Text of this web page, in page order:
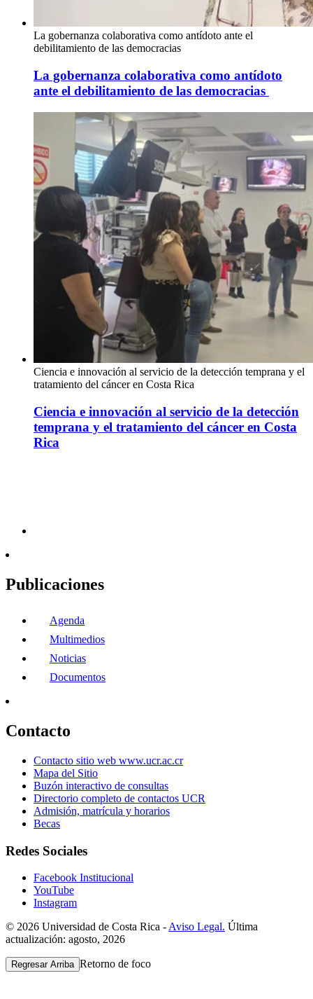
La gobernanza colaborativa como antídoto ante el
debilitamiento de las democracias
La gobernanza colaborativa como antídoto
ante el debilitamiento de las democracias
Ciencia e innovación al servicio de la detección temprana y el
tratamiento del cáncer en Costa Rica
Ciencia e innovación al servicio de la detección
temprana y el tratamiento del cáncer en Costa
Rica
Publicaciones
Agenda
Multimedios
Noticias
Documentos
Contacto
Contacto sitio web www.ucr.ac.cr
Mapa del Sitio
Buzón interactivo de consultas
Directorio completo de contactos UCR
Admisión, matrícula y horarios
Becas
Redes Sociales
Facebook Institucional
YouTube
Instagram
© 2026 Universidad de Costa Rica - Aviso Legal. Última
actualización: agosto, 2026
Regresar Arriba Retorno de foco